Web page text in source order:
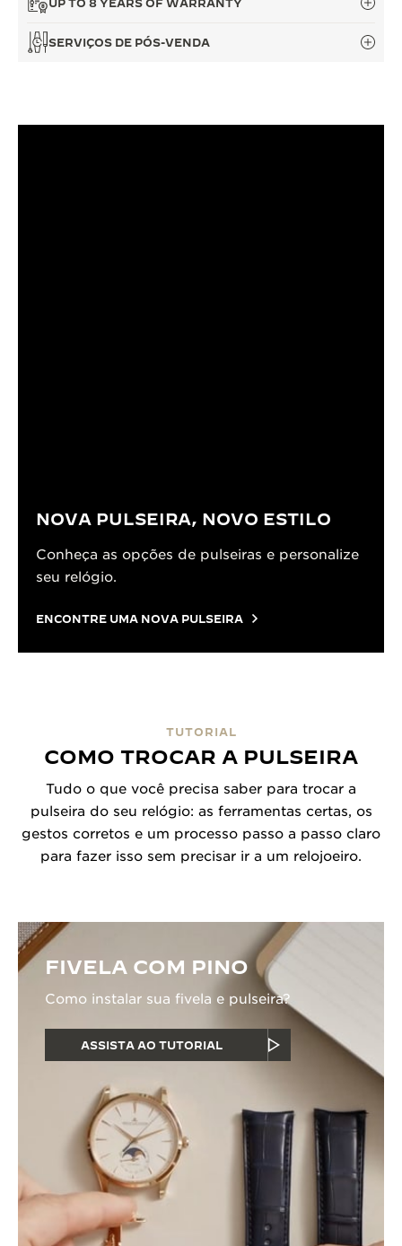
UP TO 8 YEARS OF WARRANTY
SERVIÇOS DE PÓS-VENDA
NOVA PULSEIRA, NOVO ESTILO
Conheça as opções de pulseiras e personalize
seu relógio.
ENCONTRE UMA NOVA PULSEIRA
TUTORIAL
COMO TROCAR A PULSEIRA
Tudo o que você precisa saber para trocar a
pulseira do seu relógio: as ferramentas certas, os
gestos corretos e um processo passo a passo claro
para fazer isso sem precisar ir a um relojoeiro.
FIVELA COM PINO
Como instalar sua fivela e pulseira?
ASSISTA AO TUTORIAL